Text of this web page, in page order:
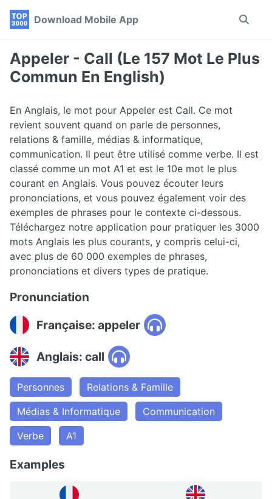
Skip
navigation
Skip
Skip
Download Mobile App
Toggle
Appeler - Call (Le 157 Mot Le Plus
Commun En English)
En Anglais, le mot pour Appeler est Call. Ce mot
revient souvent quand on parle de personnes,
relations & famille, médias & informatique,
communication. Il peut être utilisé comme verbe. Il est
classé comme un mot A1 et est le 10e mot le plus
courant en Anglais. Vous pouvez écouter leurs
prononciations, et vous pouvez également voir des
exemples de phrases pour le contexte ci-dessous.
Téléchargez notre application pour pratiquer les 3000
mots Anglais les plus courants, y compris celui-ci,
avec plus de 60 000 exemples de phrases,
prononciations et divers types de pratique.
Pronunciation
Française: appeler
Anglais: call
Personnes
Relations & Famille
Médias & Informatique
Communication
Verbe
A1
Examples